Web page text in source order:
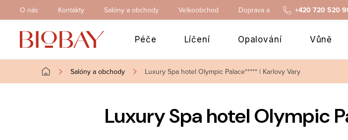
na
obsah
+420 720 520
O nás Kontakty Salóny a obchody Velkoobchod Doprava a platba
Péče Líčení Opalování Vůně
Domů
Salóny a obchody Luxury Spa hotel Olympic Palace***** | Karlovy Vary
Luxury Spa hotel Olympic